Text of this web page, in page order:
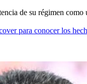
de su régimen
para conocer los